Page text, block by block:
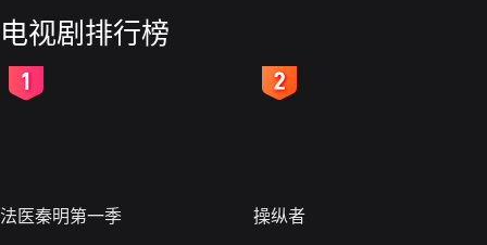
电视剧排行榜
法医秦明第一季 操纵者